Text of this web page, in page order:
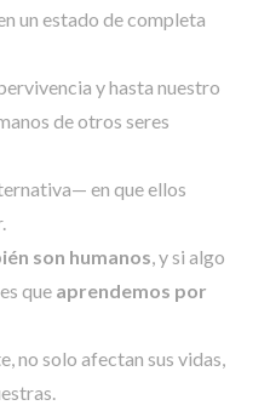
un estado de completa
y hasta nuestro
de otros seres
en que ellos
son humanos , y si algo
que aprendemos por
no solo afectan sus vidas,